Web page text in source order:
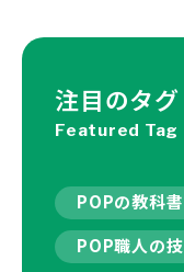
注目のタグ
Featured Tag
POPの教科書
POP職人の技